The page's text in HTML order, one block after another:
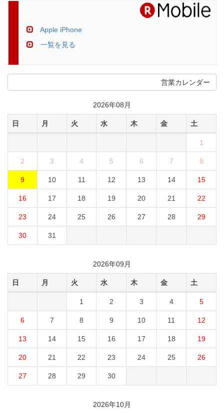
Apple iPhone
一覧を見る
営業カレンダー
2026年08月
日 月 火 水 木 金 土
1
2 3 4 5 6 7 8
9 10 11 12 13 14 15
16 17 18 19 20 21 22
23 24 25 26 27 28 29
30 31
2026年09月
日 月 火 水 木 金 土
1 2 3 4 5
6 7 8 9 10 11 12
13 14 15 16 17 18 19
20 21 22 23 24 25 26
27 28 29 30
2026年10月